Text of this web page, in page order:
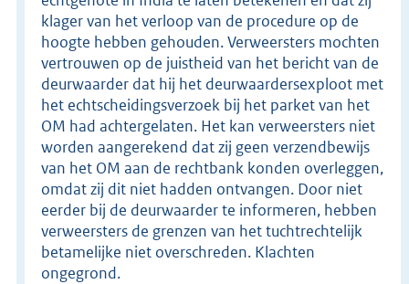
klager van het verloop van de procedure op de
hoogte hebben gehouden. Verweersters mochten
vertrouwen op de juistheid van het bericht van de
deurwaarder dat hij het deurwaardersexploot met
het echtscheidingsverzoek bij het parket van het
OM had achtergelaten. Het kan verweersters niet
worden aangerekend dat zij geen verzendbewijs
van het OM aan de rechtbank konden overleggen,
omdat zij dit niet hadden ontvangen. Door niet
eerder bij de deurwaarder te informeren, hebben
verweersters de grenzen van het tuchtrechtelijk
betamelijke niet overschreden. Klachten
ongegrond.